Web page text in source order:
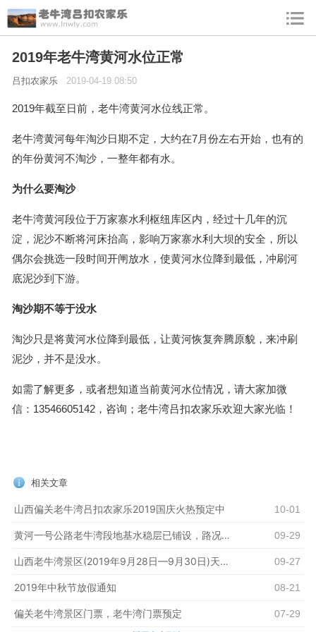
2019年老牛湾黄河水位正常
吕扣农家乐 2019-04-19 08:50
2019年截至日前，老牛湾黄河水位线正常。
老牛湾黄河每年淘沙日期不定，大约在7月份左右开始，也有的
的年份黄河不淘沙，一整年都有水。
为什么要淘沙
老牛湾黄河段位于万家寨水利枢纽库区内，经过十几年的沉
淀，泥沙不断将河床抬高，影响万家寨水利大坝的安全，所以
偶尔会挑选一段时间开闸放水，使黄河水位降到最低，冲刷河
底泥沙到下游。
淘沙期不等于没水
淘沙只是将黄河水位降到最低，让黄河恢复奔腾原貌，来冲刷
泥沙，并不是没水。
如需了解更多，或者想知道当前黄河水位情况，请大家加微
信：13546605142，咨询；老牛湾吕扣农家乐欢迎大家光临！
相关文章
山西偏关老牛湾吕扣农家乐2019国庆火热预定中 10-01
黄河一号公路老牛湾段地基水稳层已铺设，路况大幅改善 09-29
山西老牛湾景区(2019年9月28日—9月30日)天气预报 09-27
2019年中秋节放假通知 08-21
偏关老牛湾景区门票，老牛湾门票预定 07-29